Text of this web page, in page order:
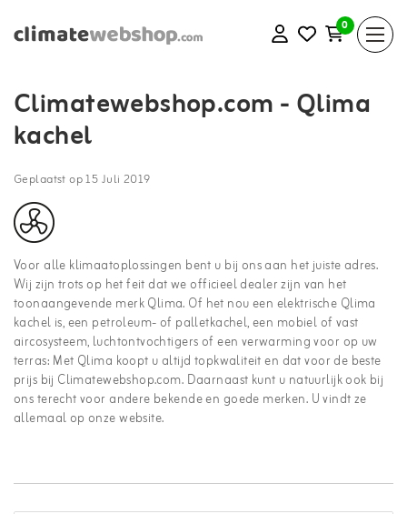
0
Climatewebshop.com - Qlima
kachel
Geplaatst op15 Juli 2019
Voor alle klimaatoplossingen bent u bij ons aan het juiste adres.
Wij zijn trots op het feit dat we officieel dealer zijn van het
toonaangevende merk Qlima. Of het nou een elektrische Qlima
kachel is, een petroleum- of palletkachel, een mobiel of vast
aircosysteem, luchtontvochtigers of een verwarming voor op uw
terras: Met Qlima koopt u altijd topkwaliteit en dat voor de beste
prijs bij Climatewebshop.com. Daarnaast kunt u natuurlijk ook bij
ons terecht voor andere bekende en goede merken. U vindt ze
allemaal op onze website.